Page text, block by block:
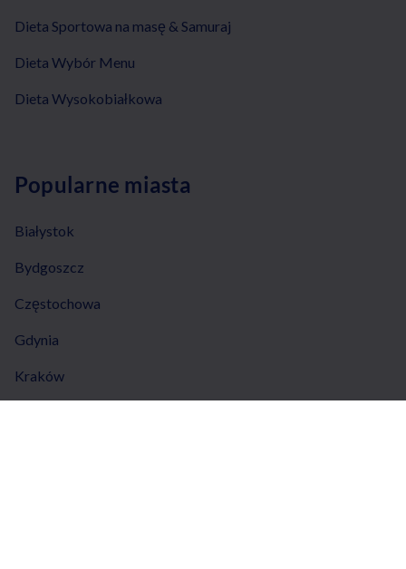
Dieta Sportowa na masę & Samuraj
Dieta Wybór Menu
Dieta Wysokobiałkowa
Popularne miasta
Białystok
Bydgoszcz
Częstochowa
Gdynia
Kraków